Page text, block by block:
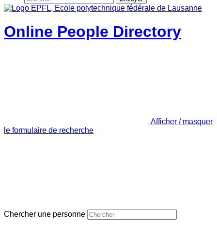
Online People Directory
Afficher / masquer
le formulaire de recherche
Chercher une personne